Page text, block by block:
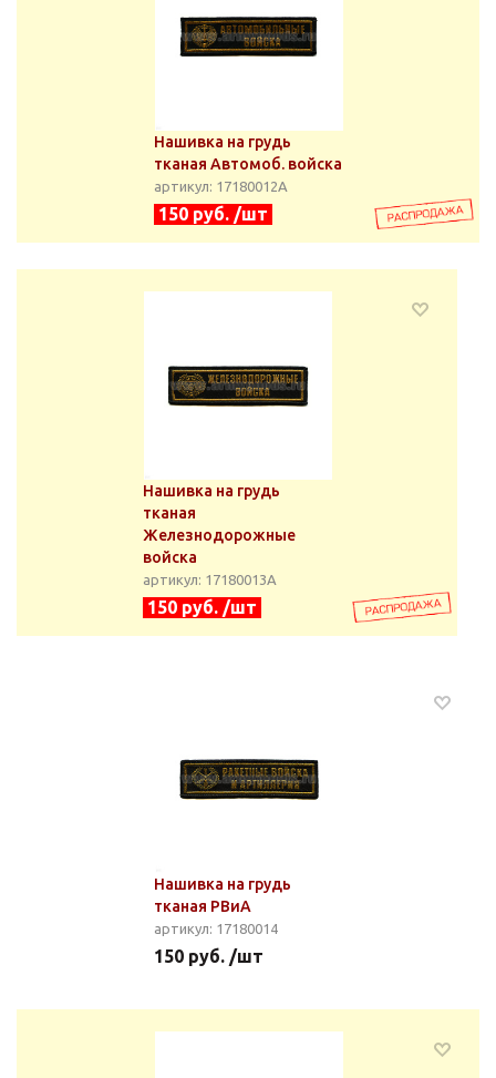
Нашивка на грудь
тканая Автомоб. войска
артикул: 17180012А
150 руб. /шт
Нашивка на грудь
тканая
Железнодорожные
войска
артикул: 17180013А
150 руб. /шт
Нашивка на грудь
тканая РВиА
артикул: 17180014
150 руб. /шт